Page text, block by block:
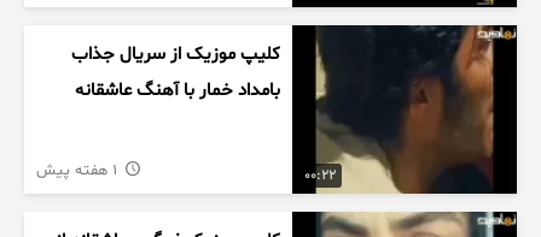
00:22
کلیپ موزیک از سریال جذاب
بامداد خمار با آهنگ عاشقانه